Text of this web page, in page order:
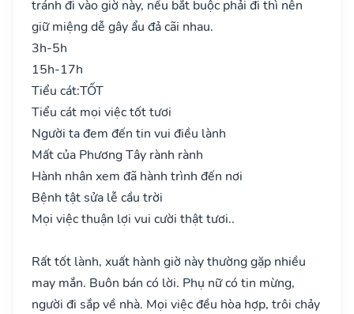
tránh đi vào giờ này, nếu bắt buộc phải đi thì nên
giữ miệng dễ gây ẩu đả cãi nhau.
3h-5h
15h-17h
Tiểu cát:TỐT
Tiểu cát mọi việc tốt tươi
Người ta đem đến tin vui điều lành
Mất của Phương Tây rành rành
Hành nhân xem đã hành trình đến nơi
Bệnh tật sửa lễ cầu trời
Mọi việc thuận lợi vui cười thật tươi..
Rất tốt lành, xuất hành giờ này thường gặp nhiều
may mắn. Buôn bán có lời. Phụ nữ có tin mừng,
người đi sắp về nhà. Mọi việc đều hòa hợp, trôi chảy